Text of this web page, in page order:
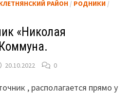
РАЙОН / РОДНИКИ /
«Николая
20.10.2022 0
, располагается прямо у